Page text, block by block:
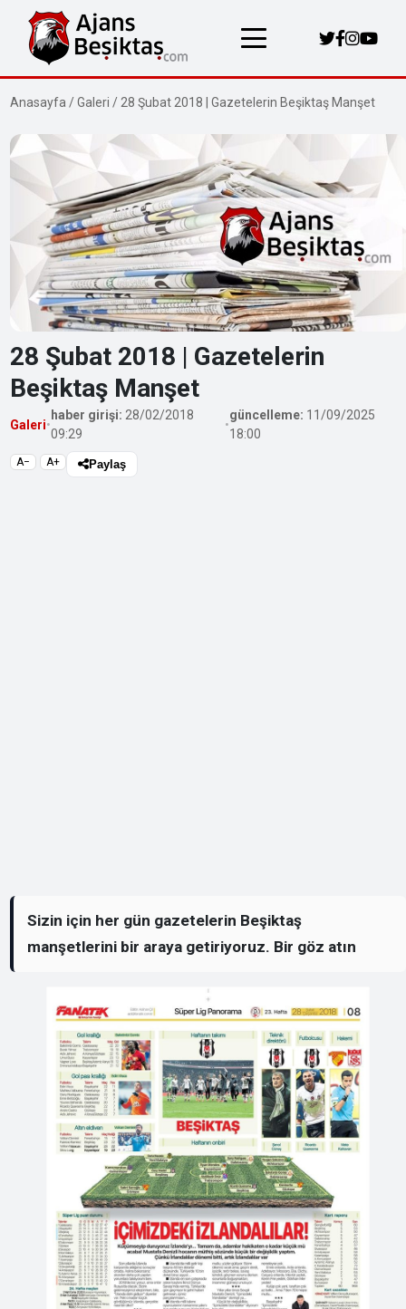
Anasayfa /Galeri / 28 Şubat 2018 | Gazetelerin Beşiktaş Manşet
28 Şubat 2018 | Gazetelerin
Beşiktaş Manşet
Galeri•
haber girişi: 28/02/2018
09:29
•
güncelleme: 11/09/2025
18:00
A− A+ Paylaş
Sizin için her gün gazetelerin Beşiktaş
manşetlerini bir araya getiriyoruz. Bir göz atın